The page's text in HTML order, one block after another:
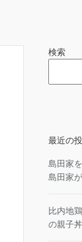
検索
最近の
島田家
島田家
比内地
の親子